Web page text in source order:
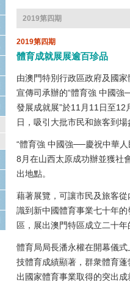
2019第四期
2019第四期
體育成就展展逾百珍品
由澳門特別行政區政府及國
宣傳司承辦的“體育強 中國
發展成就展”於11月11日至
日，吸引大批市民和旅客到場
“體育強 中國強──慶祝中華
8月在山西太原成功辦並獲社
出地點。
藉著展覽，可讓市民及旅客
識到新中國體育事業七十年
區，展出澳門特區成立二十
體育局局長潘永權在開幕儀
技體育成績顯著，群衆體育
出國家體育事業取得的突出